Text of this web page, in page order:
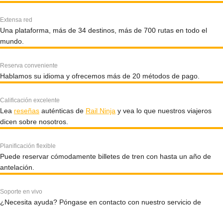
Extensa red
Una plataforma, más de 34 destinos, más de 700 rutas en todo el
mundo.
Reserva conveniente
Hablamos su idioma y ofrecemos más de 20 métodos de pago.
Calificación excelente
Lea reseñas auténticas de Rail Ninja y vea lo que nuestros viajeros
dicen sobre nosotros.
Planificación flexible
Puede reservar cómodamente billetes de tren con hasta un año de
antelación.
Soporte en vivo
¿Necesita ayuda? Póngase en contacto con nuestro servicio de